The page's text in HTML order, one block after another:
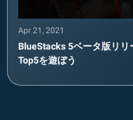
Apr 21, 2021
BlueStacks 5ベータ版リ
Top5を遊ぼう